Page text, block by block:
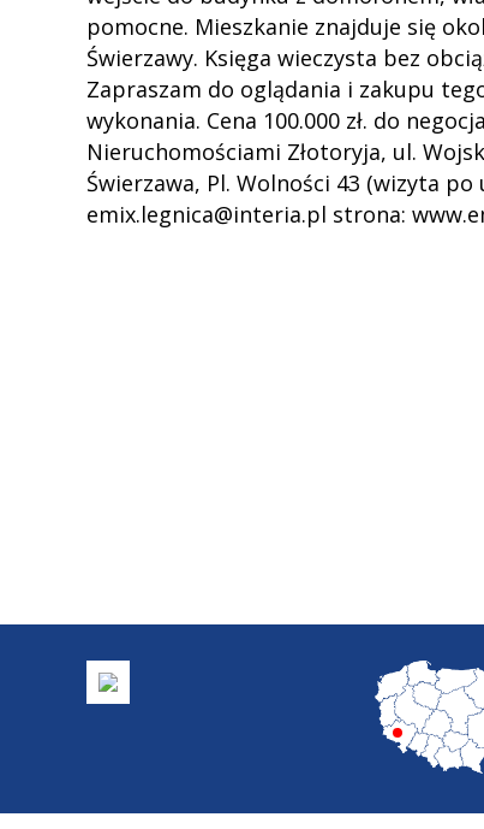
pomocne. Mieszkanie znajduje się
Świerzawy. Księga wieczysta bez
Zapraszam do oglądania i zakupu
wykonania. Cena 100.000 zł. do
Nieruchomościami Złotoryja, ul.
Świerzawa, Pl. Wolności 43 (wizyta
emix.legnica@interia.pl strona: